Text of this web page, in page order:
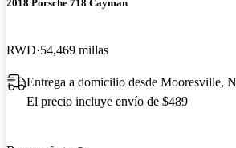
2018 Porsche 718 Cayman
RWD 54,469 millas
Entrega a domicilio desde Mooresville,
El precio incluye envío de $489